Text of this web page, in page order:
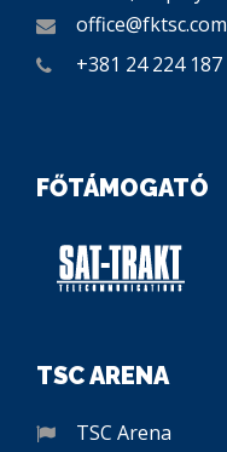
office@fktsc.com
+381 24 224 187
FŐTÁMOGATÓ
TSC ARENA
TSC Arena